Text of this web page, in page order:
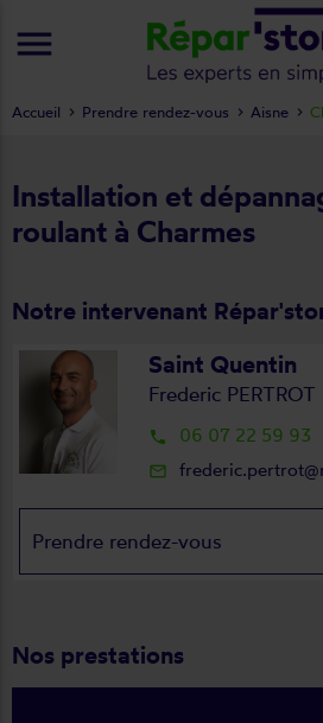
Installation et
roulant à Charmes
Notre intervenant
Saint Quentin
Frederic PERTROT
local_phone 06 07 22 59 93
mail_outline
Prendre rendez-vous
Nos prestations
Accueil Prendre rendez-vous Aisne
menu